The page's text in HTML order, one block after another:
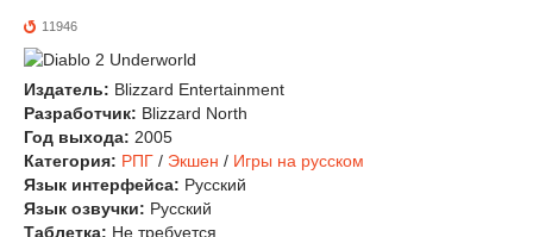
11946
Издатель: Blizzard Entertainment
Разработчик: Blizzard North
Год выхода: 2005
Категория: РПГ / Экшен / Игры на русском
Язык интерфейса: Русский
Язык озвучки: Русский
Таблетка: Не требуется